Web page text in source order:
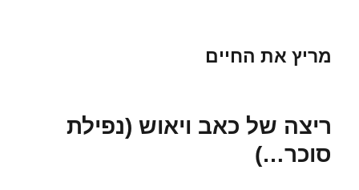
מריץ את החיים
ריצה של כאב ויאוש (נפילת
סוכר…)